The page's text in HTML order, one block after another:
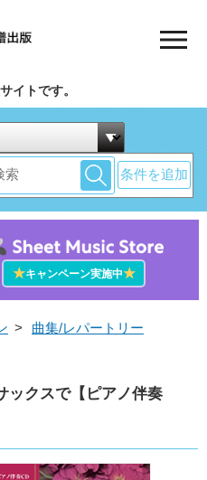
イトです。
条件を追加
★キャンペーン実施中★
> 曲集/レパートリー
ックスで【ピアノ伴奏